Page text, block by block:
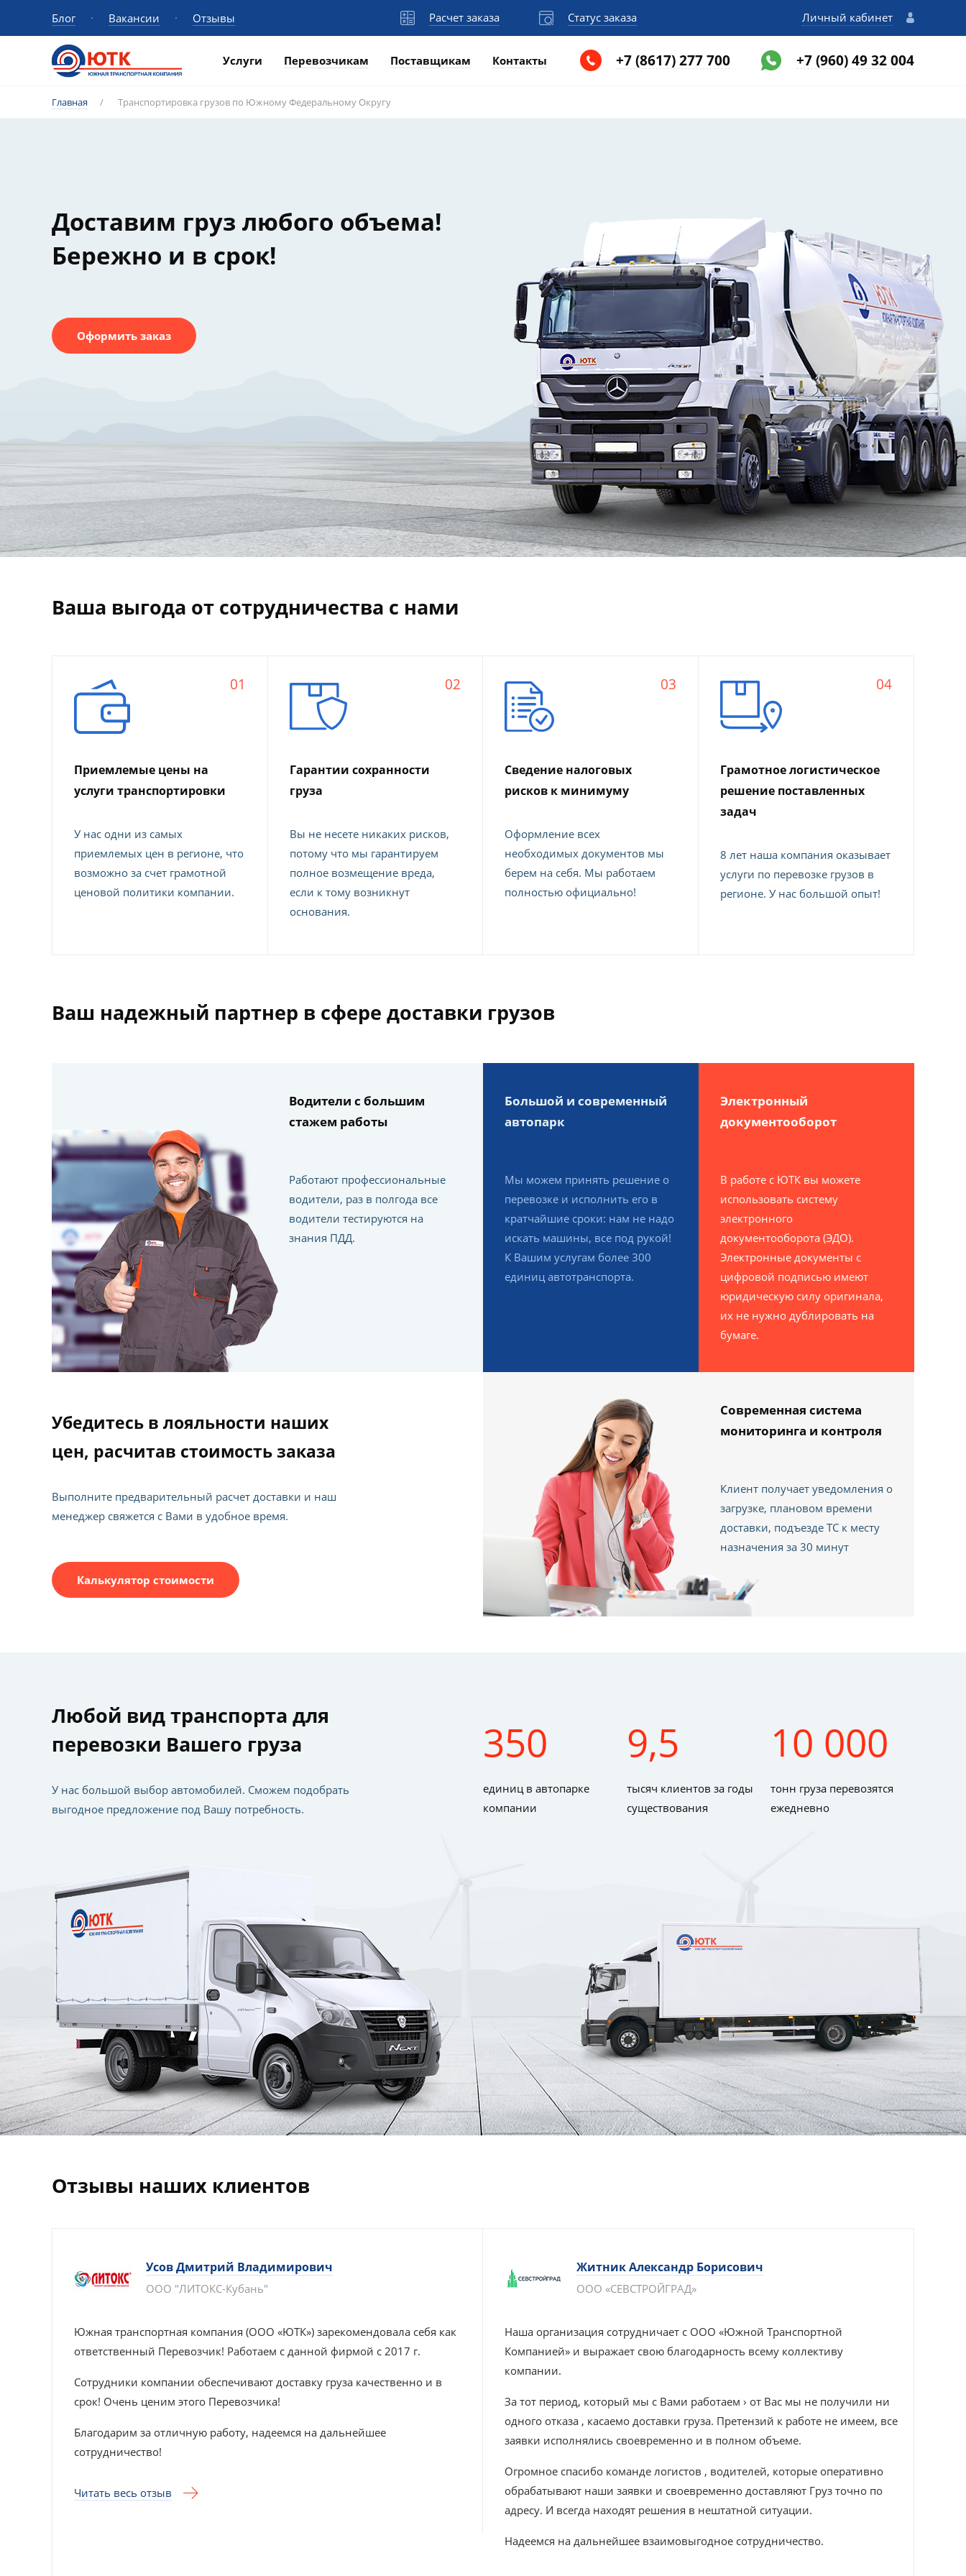
Блог Вакансии Отзывы Расчет заказа Статус заказа Личный кабинет
Услуги Перевозчикам Поставщикам Контакты +7 (8617) 277 700 +7 (960) 49 32 004
Главная / Транспортировка грузов по Южному Федеральному Округу
Доставим груз любого объема!
Бережно и в срок!
Оформить заказ
Ваша выгода от сотрудничества с нами
01
Приемлемые цены на
услуги транспортировки
У нас одни из самых
приемлемых цен в регионе, что
возможно за счет грамотной
ценовой политики компании.
02
Гарантии сохранности
груза
Вы не несете никаких рисков,
потому что мы гарантируем
полное возмещение вреда,
если к тому возникнут
основания.
03
Сведение налоговых
рисков к минимуму
Оформление всех
необходимых документов мы
берем на себя. Мы работаем
полностью официально!
04
Грамотное логистическое
решение поставленных
задач
8 лет наша компания оказывает
услуги по перевозке грузов в
регионе. У нас большой опыт!
Ваш надежный партнер в сфере доставки грузов
Водители с большим
стажем работы
Работают профессиональные
водители, раз в полгода все
водители тестируются на
знания ПДД.
Большой и современный
автопарк
Мы можем принять решение о
перевозке и исполнить его в
кратчайшие сроки: нам не надо
искать машины, все под рукой!
К Вашим услугам более 300
единиц автотранспорта.
Электронный
документооборот
В работе с ЮТК вы можете
использовать систему
электронного
документооборота (ЭДО).
Электронные документы с
цифровой подписью имеют
юридическую силу оригинала,
их не нужно дублировать на
бумаге.
Убедитесь в лояльности наших
цен, расчитав стоимость заказа
Выполните предварительный расчет доставки и наш
менеджер свяжется с Вами в удобное время.
Калькулятор стоимости
Современная система
мониторинга и контроля
Клиент получает уведомления о
загрузке, плановом времени
доставки, подъезде ТС к месту
назначения за 30 минут
Любой вид транспорта для
перевозки Вашего груза
У нас большой выбор автомобилей. Сможем подобрать
выгодное предложение под Вашу потребность.
350
единиц в автопарке
компании
9,5
тысяч клиентов за годы
существования
10 000
тонн груза перевозятся
ежедневно
Отзывы наших клиентов
Усов Дмитрий Владимирович
ООО "ЛИТОКС-Кубань"
Южная транспортная компания (ООО «ЮТК») зарекомендовала себя как
ответственный Перевозчик! Работаем с данной фирмой с 2017 г.
Сотрудники компании обеспечивают доставку груза качественно и в
срок! Очень ценим этого Перевозчика!
Благодарим за отличную работу, надеемся на дальнейшее
сотрудничество!
Читать весь отзыв
Житник Александр Борисович
ООО «СЕВСТРОЙГРАД»
Наша организация сотрудничает с ООО «Южной Транспортной
Компанией» и выражает свою благодарность всему коллективу
компании.
За тот период, который мы с Вами работаем › от Вас мы не получили ни
одного отказа ‚ касаемо доставки груза. Претензий к работе не имеем, все
заявки исполнялись своевременно и в полном объеме.
Огромное спасибо команде логистов ‚ водителей, которые оперативно
обрабатывают наши заявки и своевременно доставляют Груз точно по
адресу. И всегда находят решения в нештатной ситуации.
Надеемся на дальнейшее взаимовыгодное сотрудничество.